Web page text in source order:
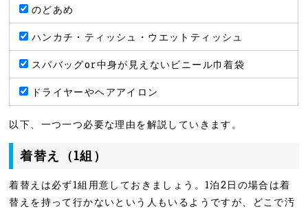
のどあめ
ハンカチ・ティッシュ・ウエットティッシュ
スパバッグor中身が見えないビニール巾着袋
ドライヤーやヘアアイロン
以下、一つ一つ必要な理由を解説していきます。
着替え（1組）
着替えは必ず1組用意しておきましょう。1泊2日の場合は着
替えを持って行かないという人もいるようですが、どこで汚